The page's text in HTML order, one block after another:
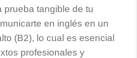
prueba tangible de tu
en inglés en un
(B2), lo cual es esencial
profesionales y